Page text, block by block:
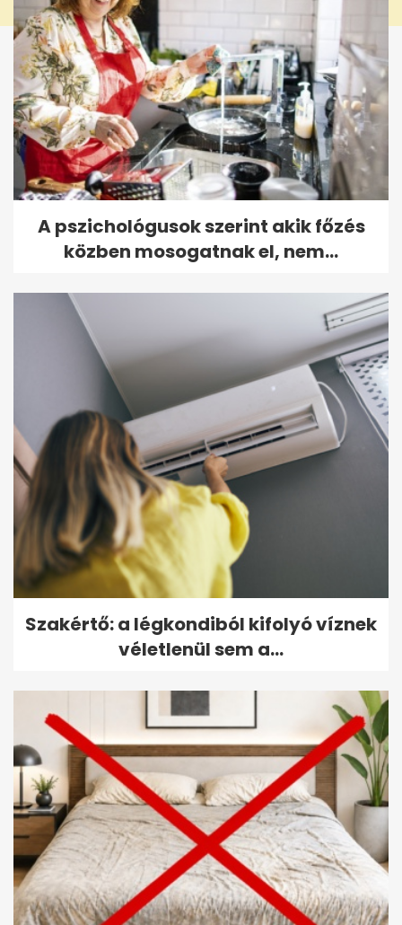
A pszichológusok szerint akik főzés
közben mosogatnak el, nem...
Szakértő: a légkondiból kifolyó víznek
véletlenül sem a...